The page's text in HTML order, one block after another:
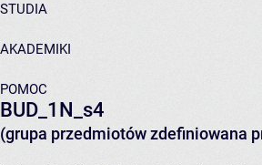
STUDIA
AKADEMIKI
POMOC
BUD_1N_s4
(grupa przedmiotów zdefiniowana